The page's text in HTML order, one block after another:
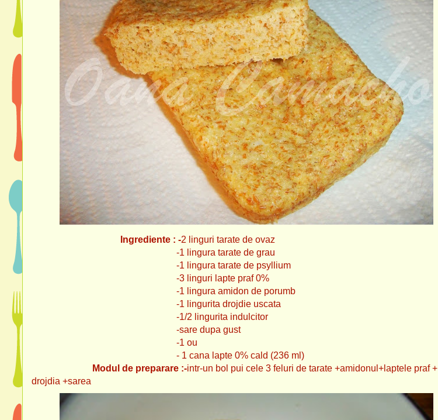
Ingrediente : -2 linguri tarate de ovaz
-1 lingura tarate de grau
-1 lingura tarate de psyllium
-3 linguri lapte praf 0%
-1 lingura amidon de porumb
-1 lingurita drojdie uscata
-1/2 lingurita indulcitor
-sare dupa gust
-1 ou
- 1 cana lapte 0% cald (236 ml)
Modul de preparare :-intr-un bol pui cele 3 feluri de tarate +amidonul+laptele praf +
drojdia +sarea